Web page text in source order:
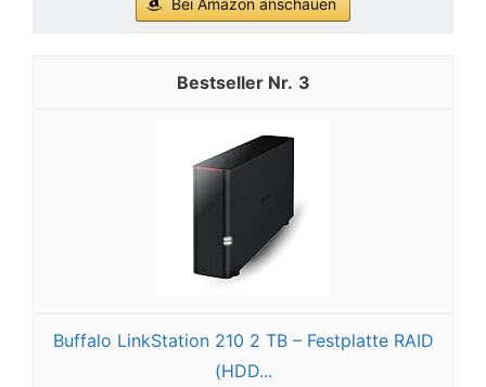
Bei Amazon anschauen
3
Buffalo LinkStation 210 2 TB – Festplatte RAID
(HDD...